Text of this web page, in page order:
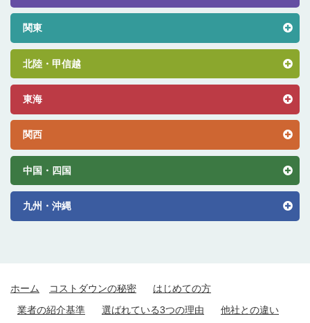
関東
北陸・甲信越
東海
関西
中国・四国
九州・沖縄
ホーム コストダウンの秘密
はじめての方
業者の紹介基準
選ばれている3つの理由
他社との違い